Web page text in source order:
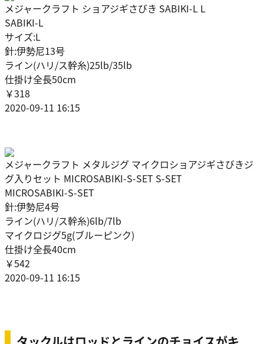
メジャークラフト ショアジギさびき SABIKI-L L
SABIKI-L
サイズ:L
針:伊勢尼13号
ライン(ハリ/ス幹糸)25lb/35lb
仕掛け全長50cm
￥318
2020-09-11 16:15
メジャークラフト メタルジグ マイクロショアジギさびきジ
グ入りセット MICROSABIKI-S-SET S-SET
MICROSABIKI-S-SET
針:伊勢尼4号
ライン(ハリ/ス幹糸)6lb/7lb
マイクロジグ5g(ブルーピンク)
仕掛け全長40cm
￥542
2020-09-11 16:15